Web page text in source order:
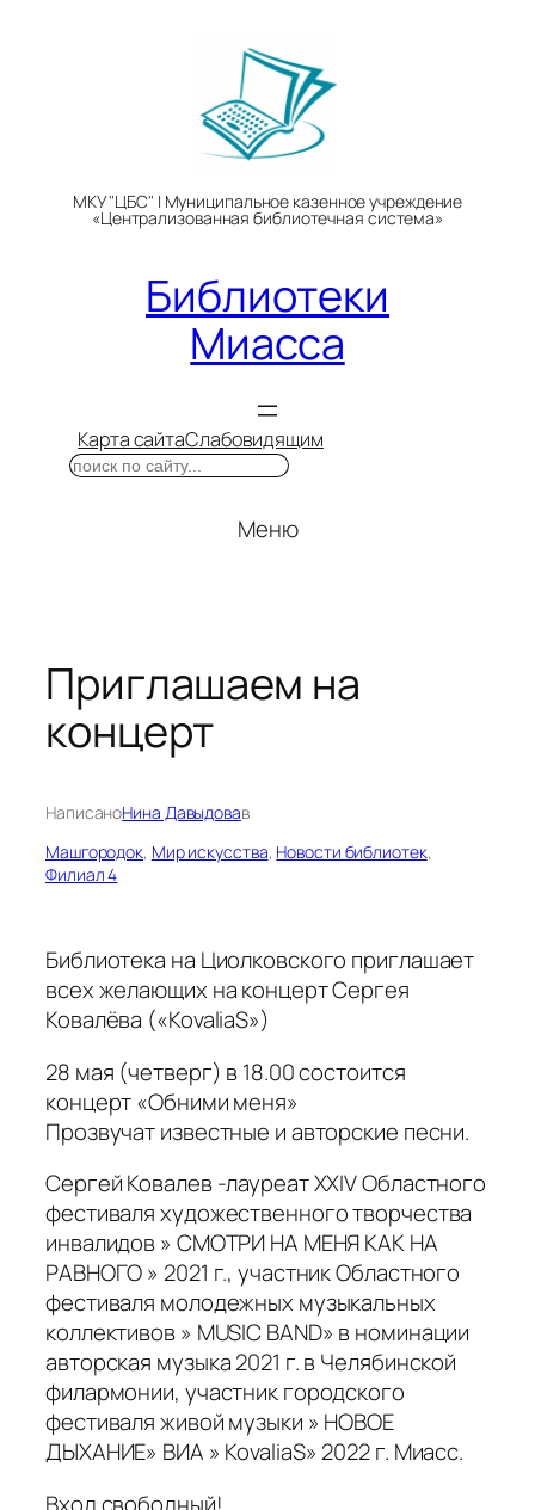
МКУ "ЦБС" | Муниципальное казенное учреждение
«Централизованная библиотечная система»
Библиотеки
Миасса
Карта сайтаСлабовидящим
Поиск
Меню
Приглашаем на
концерт
НаписаноНина Давыдовав
Машгородок, Мир искусства, Новости библиотек
Филиал 4
Библиотека на Циолковского приглашает
всех желающих на концерт Сергея
Ковалёва («KovaliaS»)
28 мая (четверг) в 18.00 состоится
концерт «Обними меня»
Прозвучат известные и авторские песни.
Сергей Ковалев -лауреат ХХIV Областного
фестиваля художественного творчества
инвалидов » СМОТРИ НА МЕНЯ КАК НА
РАВНОГО » 2021 г., участник Областного
фестиваля молодежных музыкальных
коллективов » MUSIC BAND» в номинации
авторская музыка 2021 г. в Челябинской
филармонии, участник городского
фестиваля живой музыки » НОВОЕ
ДЫХАНИЕ» ВИА » KovaliaS» 2022 г. Миасс.